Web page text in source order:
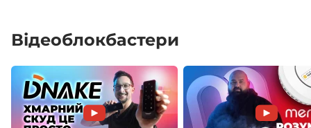
Відеоблокбастери